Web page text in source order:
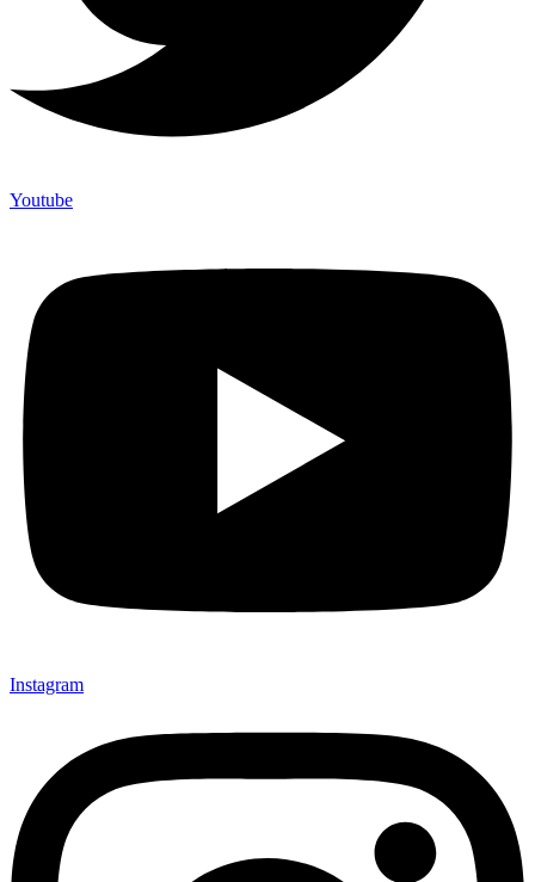
Youtube
Instagram